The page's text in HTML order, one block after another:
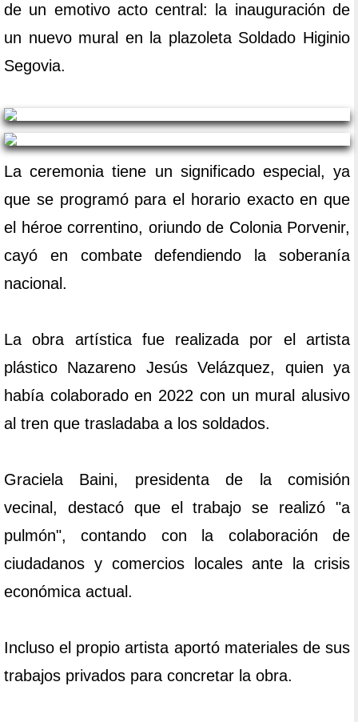
de un emotivo acto central: la inauguración de
un nuevo mural en la plazoleta Soldado Higinio
Segovia.
La ceremonia tiene un significado especial, ya
que se programó para el horario exacto en que
el héroe correntino, oriundo de Colonia Porvenir,
cayó en combate defendiendo la soberanía
nacional.
La obra artística fue realizada por el artista
plástico Nazareno Jesús Velázquez, quien ya
había colaborado en 2022 con un mural alusivo
al tren que trasladaba a los soldados.
Graciela Baini, presidenta de la comisión
vecinal, destacó que el trabajo se realizó "a
pulmón", contando con la colaboración de
ciudadanos y comercios locales ante la crisis
económica actual.
Incluso el propio artista aportó materiales de sus
trabajos privados para concretar la obra.